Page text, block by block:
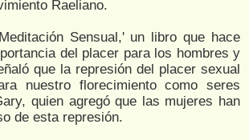
Raeliano.
Sensual,' un libro que hace
del placer para los hombres y
que la represión del placer sexual
nuestro florecimiento como seres
quien agregó que las mujeres han
de esta represión.